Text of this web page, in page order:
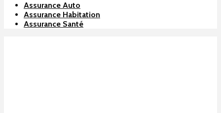
Assurance Auto
Assurance Habitation
Assurance Santé